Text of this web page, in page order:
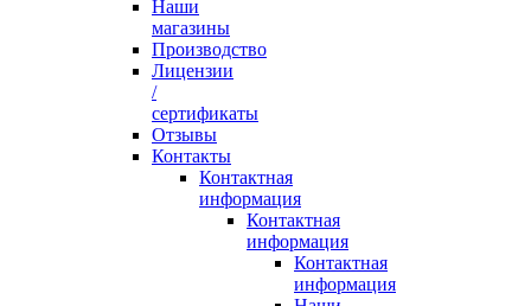
Наши
магазины
Производство
Лицензии
/
сертификаты
Отзывы
Контакты
Контактная
информация
Контактная
информация
Контактная
информация